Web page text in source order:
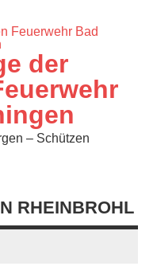
der
– Schützen
RHEINBROHL